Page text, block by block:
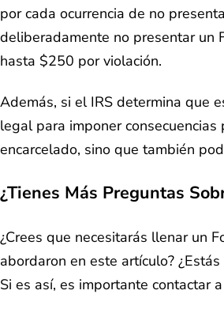
por cada ocurrencia de no
deliberadamente no presentar un
hasta $250 por violación.
Además, si el IRS determina que
legal para imponer
encarcelado, sino que también
¿Tienes Más Preguntas
¿Crees que necesitarás llenar un
abordaron en este artículo?
Si es así, es importante contactar